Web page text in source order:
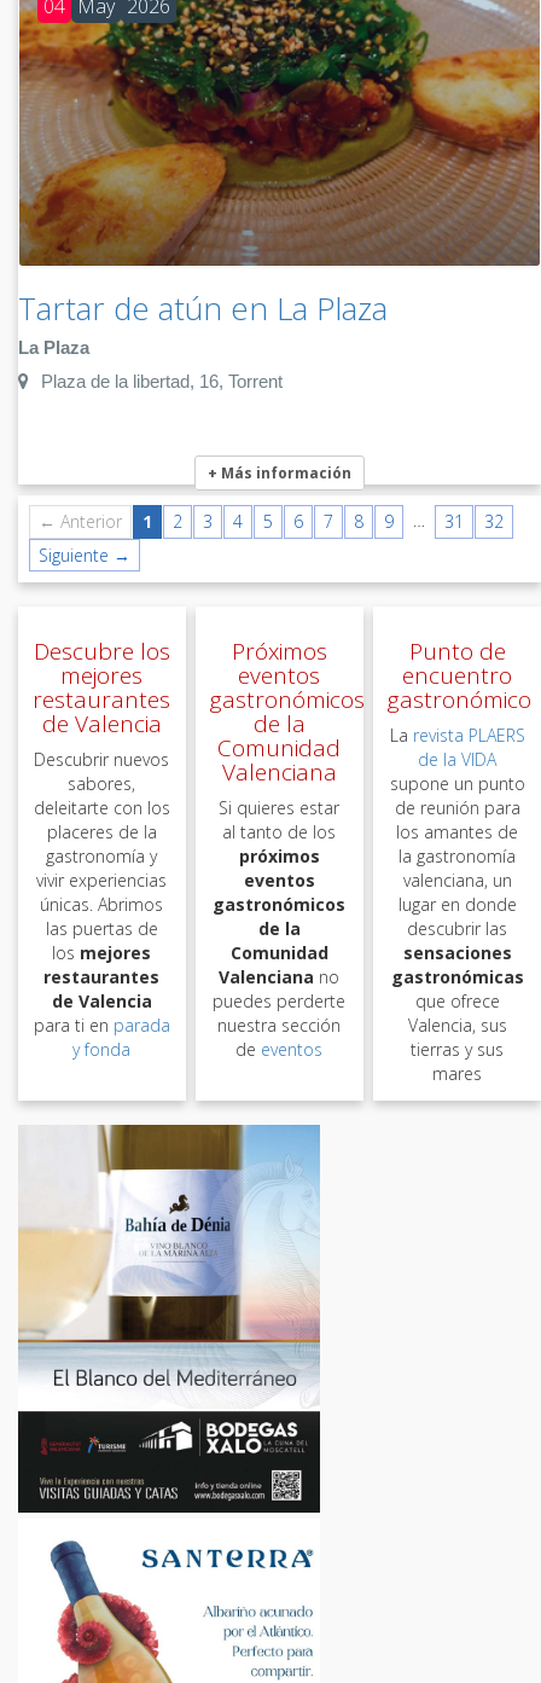
04 May 2026
Tartar de atún en La Plaza
La Plaza
Plaza de la libertad, 16, Torrent
+ Más información
← Anterior 1 2 3 4 5 6 7 8 9 … 31
32
Siguiente →
Descubre los
mejores
restaurantes
de Valencia
Descubrir nuevos
sabores,
deleitarte con los
placeres de la
gastronomía y
vivir experiencias
únicas. Abrimos
las puertas de
los mejores
restaurantes
de Valencia
para ti en parada
y fonda
Próximos
eventos
gastronómicos
de la
Comunidad
Valenciana
Si quieres estar
al tanto de los
próximos
eventos
gastronómicos
de la
Comunidad
Valenciana no
puedes perderte
nuestra sección
de eventos
Punto de
encuentro
gastronómico
La revista PLAERS
de la VIDA
supone un punto
de reunión para
los amantes de
la gastronomía
valenciana, un
lugar en donde
descubrir las
sensaciones
gastronómicas
que ofrece
Valencia, sus
tierras y sus
mares